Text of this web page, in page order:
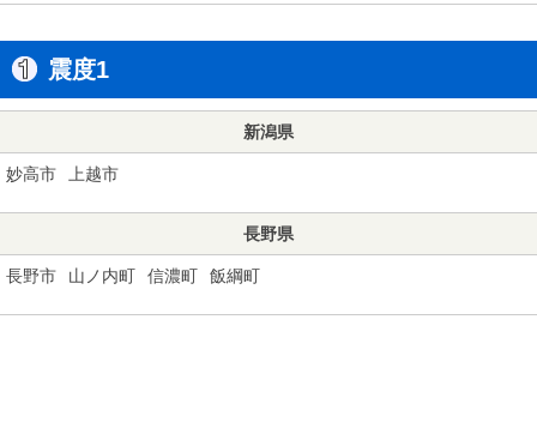
震度1
新潟県
妙高市 上越市
長野県
長野市 山ノ内町 信濃町 飯綱町